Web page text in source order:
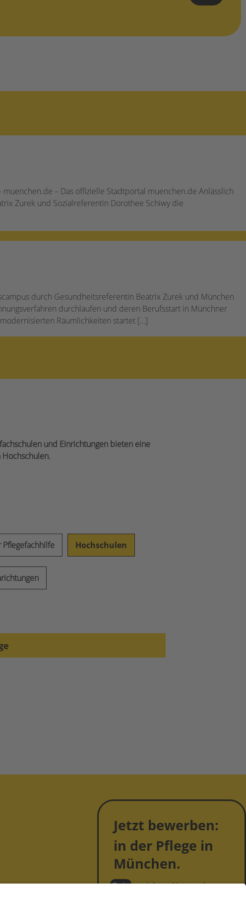
– Das offizielle Stadtportal muenchen.de Anlässlich
Zurek und Sozialreferentin Dorothee Schiwy die
durch Gesundheitsreferentin Beatrix Zurek und München
durchlaufen und deren Berufsstart in Münchner
Räumlichkeiten startet […]
und Einrichtungen bieten eine
Hochschulen
Jetzt bewerben:
in der Pflege in
München.
Deinsozialstes Netzwerk.